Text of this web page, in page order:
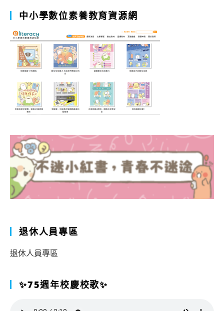
中小學數位素養教育資源網
退休人員專區
退休人員專區
✨75週年校慶校歌✨